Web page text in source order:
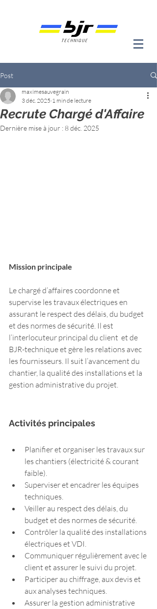
Post
Recrute Chargé d'Affaire
maximesauvegrain
3 déc. 2025 1 min de lecture
Dernière mise à jour : 8 déc. 2025
Mission principale
Le chargé d’affaires coordonne et
supervise les travaux électriques en
assurant le respect des délais, du budget
et des normes de sécurité. Il est
l’interlocuteur principal du client  et de
BJR-technique et gère les relations avec
les fournisseurs. Il suit l’avancement du
chantier, la qualité des installations et la
Activités principales
Planifier et organiser les travaux sur
les chantiers (électricité & courant
faible).
Superviser et encadrer les équipes
techniques.
Veiller au respect des délais, du
budget et des normes de sécurité.
Contrôler la qualité des installations
électriques et VDI.
Communiquer régulièrement avec le
client et assurer le suivi du projet.
Participer au chiffrage, aux devis et
aux analyses techniques.
Assurer la gestion administrative